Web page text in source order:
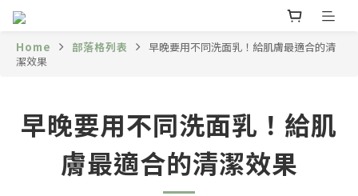
Home 部落格列表
早晚要用不同洗面乳！給肌膚最適合的清
潔效果
早晚要用不同洗面乳！給肌
膚最適合的清潔效果